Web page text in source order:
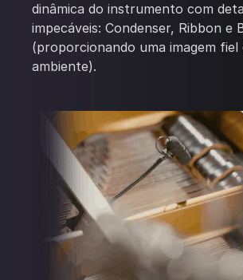
dinâmica do instrumento com
impecáveis: Condenser, Ribbon e
(proporcionando uma imagem fiel
ambiente).